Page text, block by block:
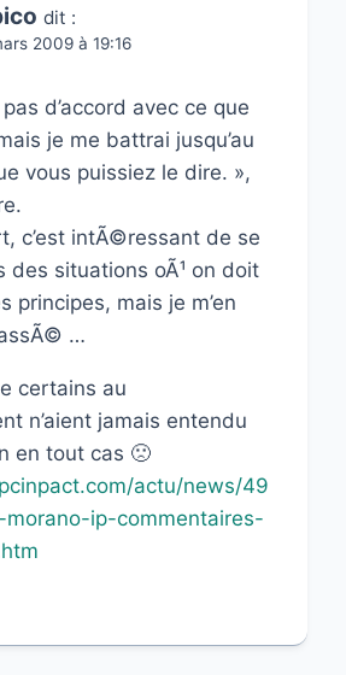
dit :
2009 à 19:16
d’accord avec ce que
je me battrai jusqu’au
vous puissiez le dire. »,
c’est intÃ©ressant de se
des situations oÃ¹ on doit
principes, mais je m’en
…
certains au
n’aient jamais entendu
en tout cas 🙁
actu/news/49
ip-commentaires-